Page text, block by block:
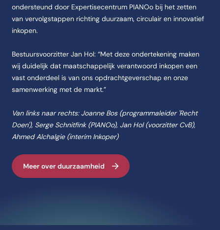
ondersteund door Expertisecentrum PIANOo bij het zetten
van vervolgstappen richting duurzaam, circulair en innovatief
inkopen.
Bestuursvoorzitter Jan Hol: “Met deze ondertekening maken
wij duidelijk dat maatschappelijk verantwoord inkopen een
vast onderdeel is van ons opdrachtgeverschap en onze
samenwerking met de markt.”
Van links naar rechts: Joanne Bos (programmaleider 'Recht
Doen'), Serge Schnitfink (PIANOo), Jan Hol (voorzitter CvB),
Ahmed Alchalgie (interim Inkoper)
Meer over duurzaamheid